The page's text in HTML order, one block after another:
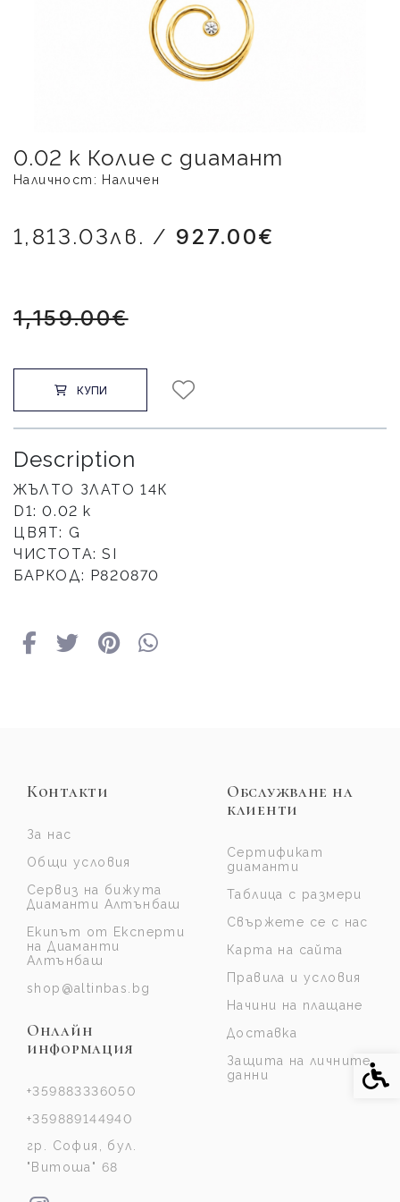
0.02 к Колие с диамант
Наличност: Наличен
1,813.03лв. / 927.00€
1,159.00€
КУПИ
Description
ЖЪЛТО ЗЛАТО 14К
D1: 0.02 к
ЦВЯТ: G
ЧИСТОТА: SI
БАРКОД: Р820870
Контакти
За нас
Общи условия
Сервиз на бижута
Диаманти Алтънбаш
Екипът от Експерти
на Диаманти
Алтънбаш
shop@altinbas.bg
Онлайн
информация
+359883336050
+359889144940
гр. София, бул.
"Витоша" 68
Обслужване на
клиенти
Сертификат
диаманти
Таблица с размери
Свържете се с нас
Карта на сайта
Правила и условия
Начини на плащане
Доставка
Защита на личните
данни